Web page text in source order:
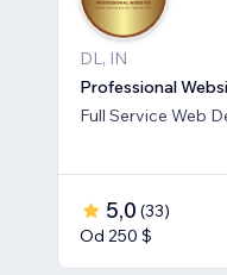
DL, IN
Professional
Full Service Web
5,0 (33)
Od 250 $